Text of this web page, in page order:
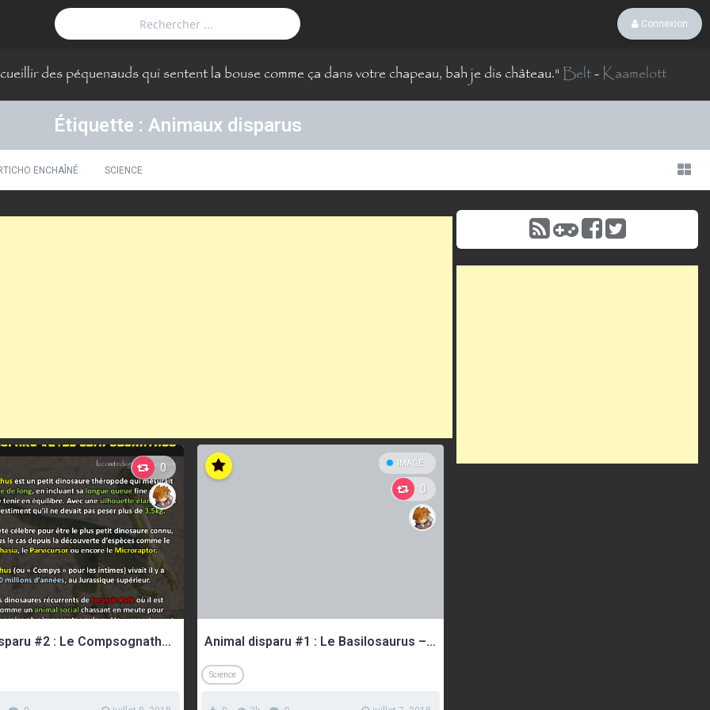
Connexion
des péquenauds qui sentent la bouse comme ça dans votre chapeau, bah je dis château." Belt-Kaamelott
Étiquette : Animaux disparus
ENCHAÎNÉ SCIENCE
0
Animal disparu #2 : Le Compsognathus, le poulet du Jurassique
IMAGE
0
Animal disparu #1 : Le Basilosaurus – la baleine tueuse
Science